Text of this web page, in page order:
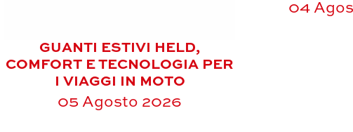
GUANTI ESTIVI HELD,
COMFORT E TECNOLOGIA PER
I VIAGGI IN MOTO
05 Agosto 2026
04